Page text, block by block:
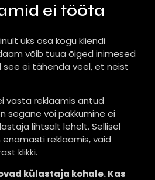
ei tööta
üks osa kogu kliendi
võib tuua õiged inimesed
see ei tähenda veel, et neist
vasta reklaamis antud
segane või pakkumine ei
lihtsalt lehelt. Sellisel
reklaamis, vaid
klikki.
külastaja kohale. Kas